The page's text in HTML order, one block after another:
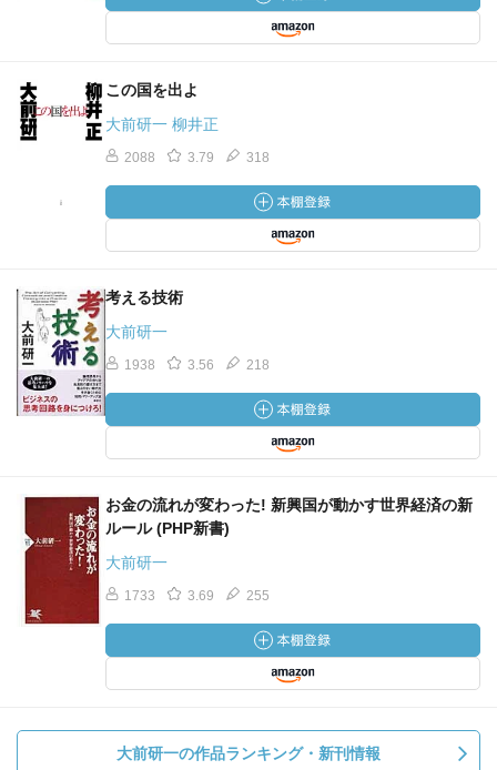
この国を出よ
大前研一 柳井正
2088 3.79 318
考える技術
大前研一
1938 3.56 218
お金の流れが変わった! 新興国が動かす世界経済の新
ルール (PHP新書)
大前研一
1733 3.69 255
大前研一の作品ランキング・新刊情報